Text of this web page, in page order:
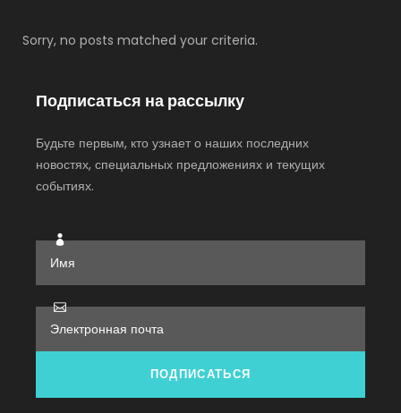
Sorry, no posts matched your criteria.
Подписаться на рассылку
Будьте первым, кто узнает о наших последних
новостях, специальных предложениях и текущих
событиях.